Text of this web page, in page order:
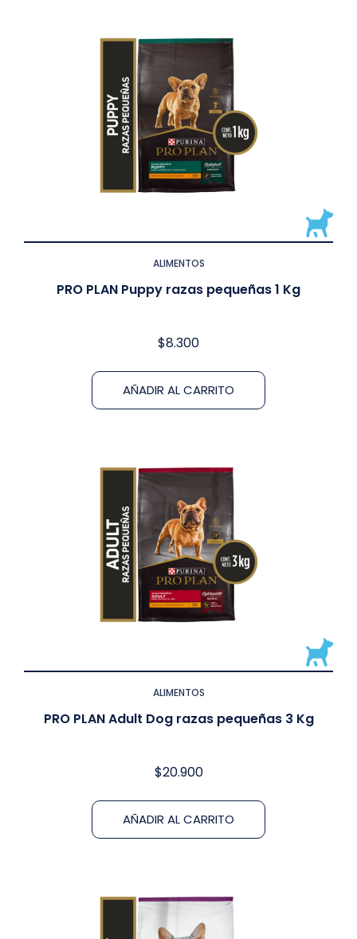
ALIMENTOS
PRO PLAN Puppy razas pequeñas 1 Kg
$8.300
AÑADIR AL CARRITO
ALIMENTOS
PRO PLAN Adult Dog razas pequeñas 3 Kg
$20.900
AÑADIR AL CARRITO